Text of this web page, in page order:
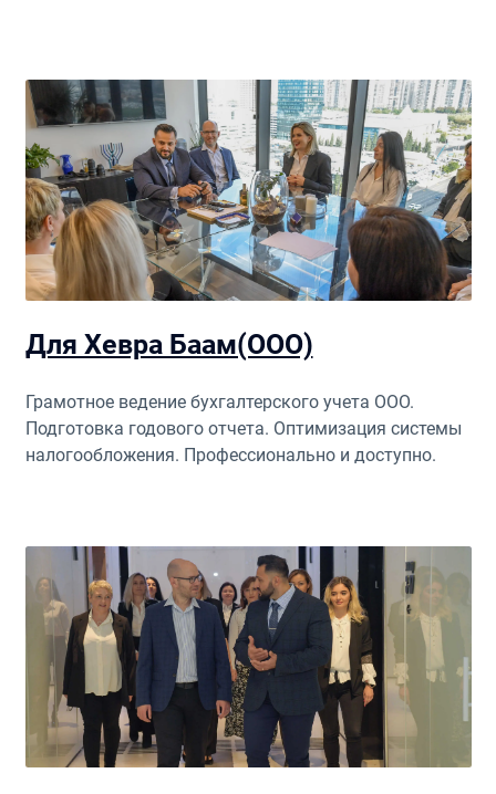
Для Хевра Баам(ООО)
Грамотное ведение бухгалтерского учета ООО.
Подготовка годового отчета. Оптимизация системы
налогообложения. Профессионально и доступно.